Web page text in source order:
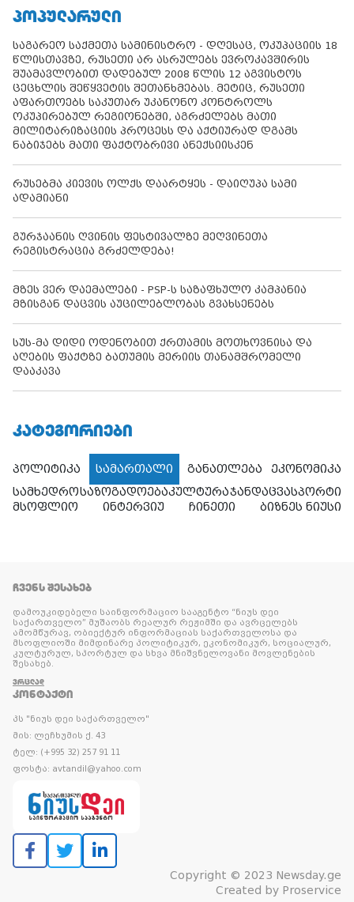
ᲞᲝᲞᲣᲚᲐᲠᲣᲚᲘ
საგარეო საქმეთა სამინისტრო - დღესაც, ოკუპაციის 18
წლისთავზე, რუსეთი არ ასრულებს ევროკავშირის
შუამავლობით დადებულ 2008 წლის 12 აგვისტოს
ცეცხლის შეწყვეტის შეთანხმებას. მეტიც, რუსეთი
აფართოებს საკუთარ უკანონო კონტროლს
ოკუპირებულ რეგიონებში, აგრძელებს მათი
მილიტარიზაციის პროცესს და აქტიურად დგამს
ნაბიჯებს მათი ფაქტობრივი ანექსიისკენ
რუსებმა კიევის ოლქს დაარტყეს - დაიღუპა სამი
ადამიანი
გურჯაანის ღვინის ფესტივალზე მეღვინეთა
რეგისტრაცია გრძელდება!
მზეს ვერ დაემალები - PSP-ს საზაფხულო კამპანია
მზისგან დაცვის აუცილებლობას გვახსენებს
სუს-მა დიდი ოდენობით ქრთამის მოთხოვნისა და
აღების ფაქტზე ბათუმის მერიის თანამშრომელი
დააკავა
ᲙᲐᲢᲔᲒᲝᲠᲘᲔᲑᲘ
პოლიტიკა სამართალი განათლება
ეკონომიკა
სამხედროსაზოგადოებაკულტურაჯანდაცვასპორტი
მსოფლიო
ინტერვიუ ჩინეთი ბიზნეს ნიუსი
ᲩᲕᲔᲜᲡ ᲨᲔᲡᲐᲮᲔᲑ
დამოუკიდებელი საინფორმაციო სააგენტო “ნიუს დეი
საქართველო” მუშაობს რეალურ რეჟიმში და ავრცელებს
ამომწურავ, ობიექტურ ინფორმაციას საქართველოსა და
მსოფლიოში მიმდინარე პოლიტიკურ, ეკონომიკურ, სოციალურ,
კულტურულ, სპორტულ და სხვა მნიშვნელოვანი მოვლენების
შესახებ.
ᲕᲠᲪᲚᲐᲓ
ᲙᲝᲜᲢᲐᲥᲢᲘ
პს "ნიუს დეი საქართველო"
მის: ლეჩხუმის ქ. 43
ტელ: (+995 32) 257 91 11
ფოსტა: avtandil@yahoo.com
Copyright © 2023 Newsday.ge
Created by Proservice